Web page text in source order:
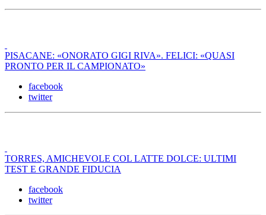
PISACANE: «ONORATO GIGI RIVA». FELICI: «QUASI
PRONTO PER IL CAMPIONATO»
facebook
twitter
TORRES, AMICHEVOLE COL LATTE DOLCE: ULTIMI
TEST E GRANDE FIDUCIA
facebook
twitter